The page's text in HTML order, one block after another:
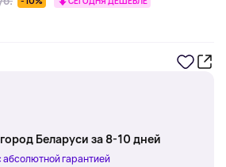
Беларуси за 8-10 дней
абсолютной гарантией